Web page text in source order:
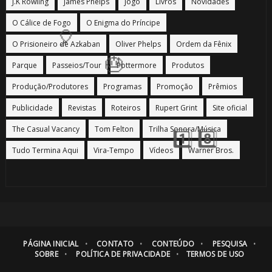
O Cálice de Fogo O Enigma do Príncipe
O Prisioneiro de Azkaban Oliver Phelps Ordem da Fênix
Parque Passeios/Tour Pottermore Produtos
Produção/Produtores Programas Promoção Prêmios
Publicidade Revistas Roteiros Rupert Grint Site oficial
The Casual Vacancy Tom Felton Trilha Sonora/Música
Tudo Termina Aqui Vira-Tempo Vídeos Warner Bros.
PÁGINA INICIAL CONTATO CONTEÚDO
PESQUISA
SOBRE
POLÍTICA DE PRIVACIDADE TERMOS DE USO